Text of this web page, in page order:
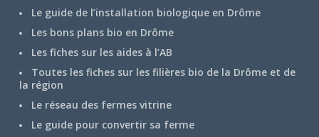
Le guide de l’installation biologique en Drôme
Les bons plans bio en Drôme
Les fiches sur les aides à l’AB
Toutes les fiches sur les filières bio de la Drôme et de
la région
Le réseau des fermes vitrine
Le guide pour convertir sa ferme